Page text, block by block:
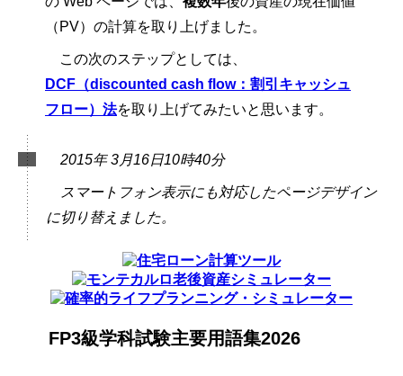
（PV）の計算を取り上げました。
この次のステップとしては、
DCF （discounted cash flow：割引キャッシュ
フロー）法を取り上げてみたいと思います。
2015年 3月16日10時40分
スマートフォン表示にも対応したページデザイン
に切り替えました。
FP3級学科試験主要用語集2026